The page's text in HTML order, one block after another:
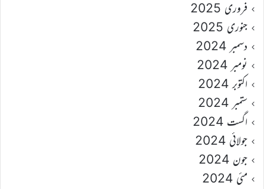
فروری 2025
جنوری 2025
دسمبر 2024
نومبر 2024
اکتوبر 2024
ستمبر 2024
اگست 2024
جولائی 2024
جون 2024
مئی 2024